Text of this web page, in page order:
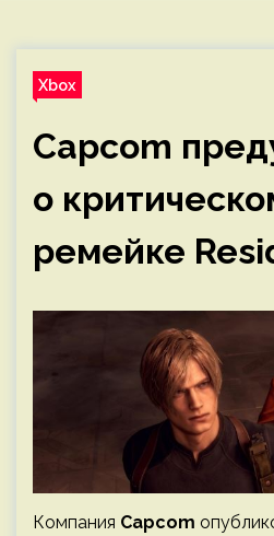
Xbox
Capcom
о
ремейке
Компания Capcom